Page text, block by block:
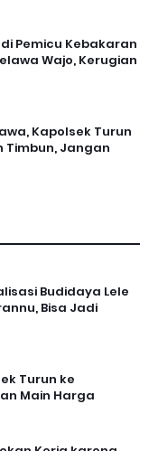
Pemicu Kebakaran
Wajo, Kerugian
Kapolsek Turun
Timbun, Jangan
Budidaya Lele
Bisa Jadi
Turun ke
Main Harga